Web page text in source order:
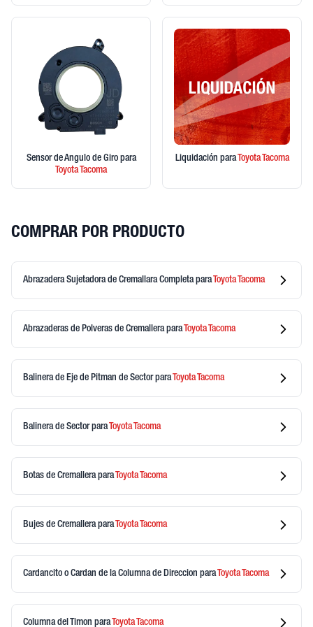
Sensor de Angulo de Giro para
ToyotaTacoma
Liquidación para ToyotaTacoma
COMPRAR POR PRODUCTO
Abrazadera Sujetadora de Cremallara CompletaparaToyotaTacoma
Abrazaderas de Polveras de CremalleraparaToyotaTacoma
Balinera de Eje de Pitman de SectorparaToyotaTacoma
Balinera de SectorparaToyotaTacoma
Botas de CremalleraparaToyotaTacoma
Bujes de CremalleraparaToyotaTacoma
Cardancito o Cardan de la Columna de Direccion paraToyotaTacoma
Columna del Timon paraToyotaTacoma